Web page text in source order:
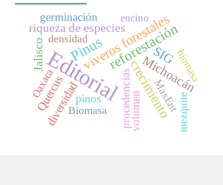
Editorial
Pinusreforestación
viveros forestales
crecimiento
Michoacán
SIG
riqueza de especies
Jalisco
germinación
procedencias
diversidad volumen
pinos
Quercus MaxEnt
Biomasa mezquite
densidad
Oaxaca biomasa
encino